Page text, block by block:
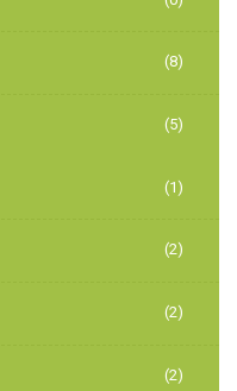
(8)
(5)
(1)
(2)
(2)
(2)